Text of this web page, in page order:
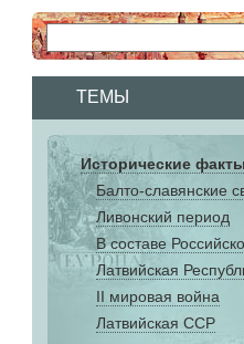
ТЕМЫ
Исторические факты
Балто-славянские
Ливонский период
В составе
Латвийская
II мировая война
Латвийская ССР